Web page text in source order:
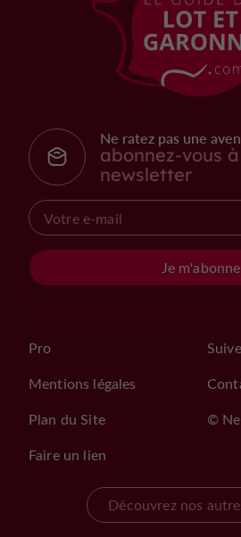
Ne ratez pas une
abonnez-vous
newsletter
Je m'abonne
Pro
Mentions légales
Plan du Site
Faire un lien
©
Découvrez nos